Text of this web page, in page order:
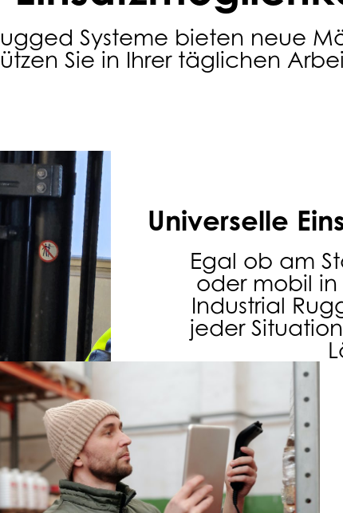
Systeme bieten neue
Sie in Ihrer täglichen
Universelle
Egal ob am
oder mobil in
Industrial
jeder